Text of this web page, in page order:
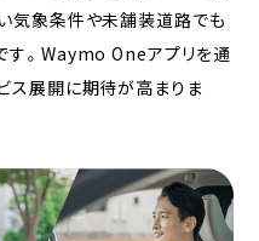
気象条件や未舗装道路でも
。Waymo Oneアプリを通
ス展開に期待が高まりま